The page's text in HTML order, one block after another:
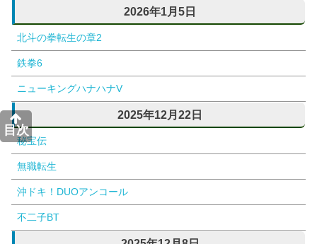
目次
2026年1月5日
北斗の拳転生の章2
鉄拳6
ニューキングハナハナV
2025年12月22日
秘宝伝
無職転生
沖ドキ！DUOアンコール
不二子BT